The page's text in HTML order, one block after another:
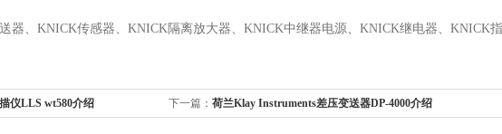
器 、 KNICK传感器 、 KNICK隔离放大器、 KNICK中继器电源、 KNICK继电器 、 KNICK
仪LLS wt580介绍 下一篇： 荷兰Klay Instruments差压变送器DP-4000介绍